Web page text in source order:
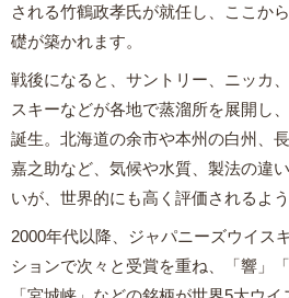
される竹鶴政孝氏が就任し、ここか
礎が築かれます。
戦後になると、サントリー、ニッカ
スキーなどが各地で蒸溜所を展開し
誕生。北海道の余市や本州の白州、
嘉之助など、気候や水質、製法の違
いが、世界的にも高く評価されるよ
2000年代以降、ジャパニーズウイス
ションで次々と受賞を重ね、「響」